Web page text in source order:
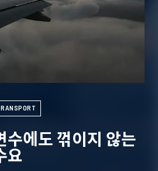
수에도 꺾이지 않는
요